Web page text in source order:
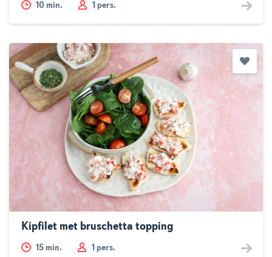
10 min. 1 pers.
Kipfilet met bruschetta topping
15 min. 1 pers.